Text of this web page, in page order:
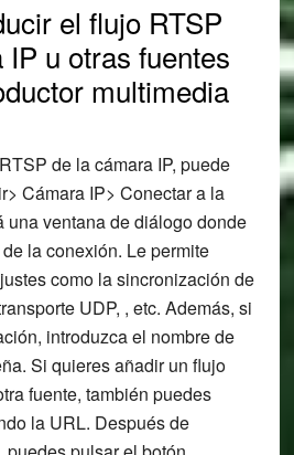
el flujo RTSP
u otras fuentes
multimedia
de la cámara IP, puede
Cámara IP> Conectar a la
una ventana de diálogo donde
la conexión. Le permite
como la sincronización de
UDP, , etc. Además, si
introduzca el nombre de
Si quieres añadir un flujo
fuente, también puedes
la URL. Después de